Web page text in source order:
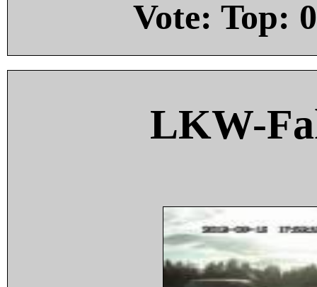
Vote: Top: 0
LKW-